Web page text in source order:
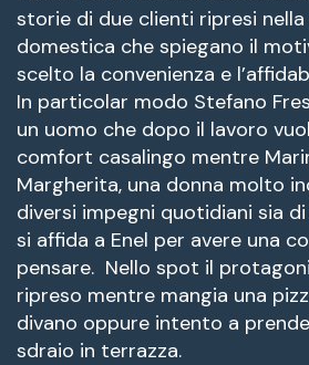
storie di due clienti ripresi
domestica che spiegano il
scelto la convenienza e
In particolar modo Stefano
un uomo che dopo il lavoro
comfort casalingo mentre
Margherita, una donna molto
diversi impegni quotidiani sia
si affida a Enel per avere una
pensare. Nello spot il
ripreso mentre mangia una
divano oppure intento a
sdraio in terrazza.